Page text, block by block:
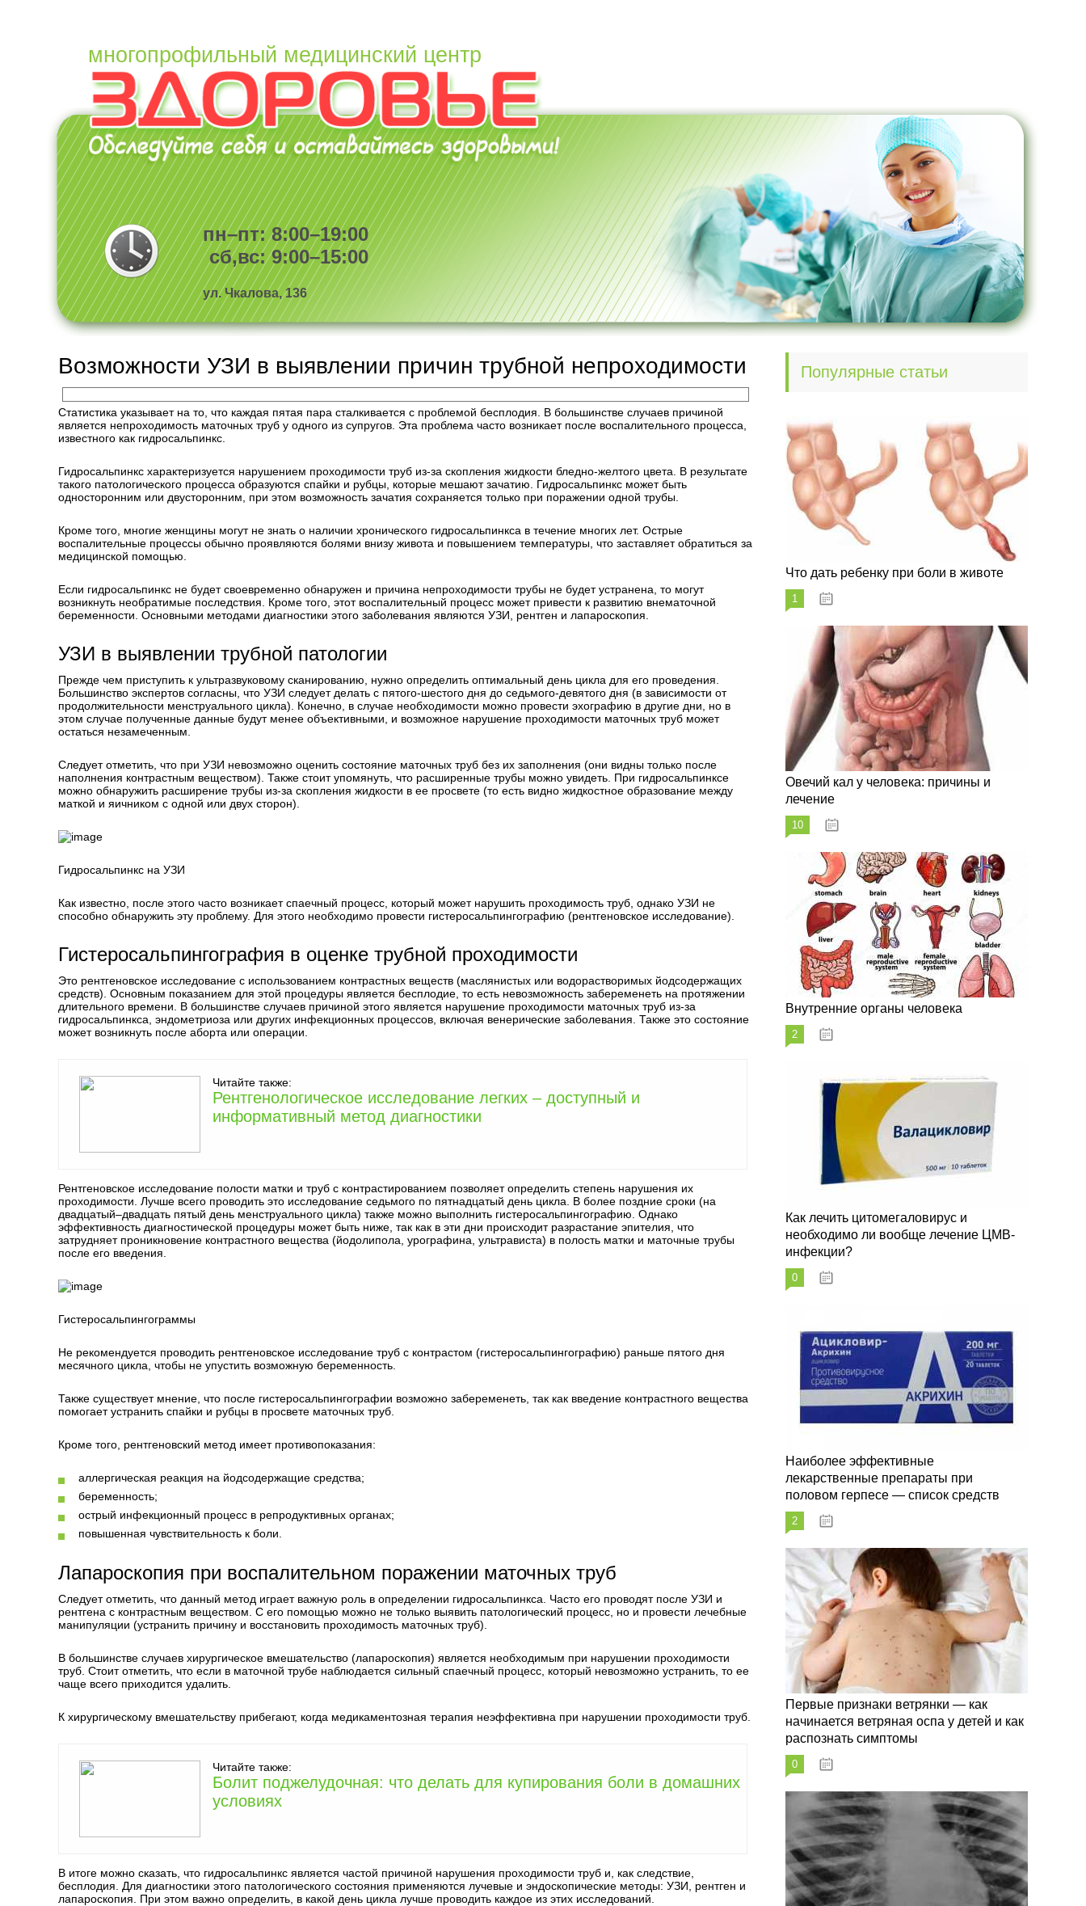
многопрофильный медицинский центр
пн–пт: 8:00–19:00
сб,вс: 9:00–15:00
ул. Чкалова, 136
Возможности УЗИ в выявлении причин трубной непроходимости
Статистика указывает на то, что каждая пятая пара сталкивается с проблемой бесплодия. В большинстве случаев причиной
является непроходимость маточных труб у одного из супругов. Эта проблема часто возникает после воспалительного процесса,
известного как гидросальпинкс.
Гидросальпинкс характеризуется нарушением проходимости труб из-за скопления жидкости бледно-желтого цвета. В результате
такого патологического процесса образуются спайки и рубцы, которые мешают зачатию. Гидросальпинкс может быть
односторонним или двусторонним, при этом возможность зачатия сохраняется только при поражении одной трубы.
Кроме того, многие женщины могут не знать о наличии хронического гидросальпинкса в течение многих лет. Острые
воспалительные процессы обычно проявляются болями внизу живота и повышением температуры, что заставляет обратиться за
медицинской помощью.
Если гидросальпинкс не будет своевременно обнаружен и причина непроходимости трубы не будет устранена, то могут
возникнуть необратимые последствия. Кроме того, этот воспалительный процесс может привести к развитию внематочной
беременности. Основными методами диагностики этого заболевания являются УЗИ, рентген и лапароскопия.
УЗИ в выявлении трубной патологии
Прежде чем приступить к ультразвуковому сканированию, нужно определить оптимальный день цикла для его проведения.
Большинство экспертов согласны, что УЗИ следует делать с пятого-шестого дня до седьмого-девятого дня (в зависимости от
продолжительности менструального цикла). Конечно, в случае необходимости можно провести эхографию в другие дни, но в
этом случае полученные данные будут менее объективными, и возможное нарушение проходимости маточных труб может
остаться незамеченным.
Следует отметить, что при УЗИ невозможно оценить состояние маточных труб без их заполнения (они видны только после
наполнения контрастным веществом). Также стоит упомянуть, что расширенные трубы можно увидеть. При гидросальпинксе
можно обнаружить расширение трубы из-за скопления жидкости в ее просвете (то есть видно жидкостное образование между
маткой и яичником с одной или двух сторон).
Гидросальпинкс на УЗИ
Как известно, после этого часто возникает спаечный процесс, который может нарушить проходимость труб, однако УЗИ не
способно обнаружить эту проблему. Для этого необходимо провести гистеросальпингографию (рентгеновское исследование).
Гистеросальпингография в оценке трубной проходимости
Это рентгеновское исследование с использованием контрастных веществ (маслянистых или водорастворимых йодсодержащих
средств). Основным показанием для этой процедуры является бесплодие, то есть невозможность забеременеть на протяжении
длительного времени. В большинстве случаев причиной этого является нарушение проходимости маточных труб из-за
гидросальпинкса, эндометриоза или других инфекционных процессов, включая венерические заболевания. Также это состояние
может возникнуть после аборта или операции.
Читайте также:
Рентгенологическое исследование легких – доступный и
информативный метод диагностики
Рентгеновское исследование полости матки и труб с контрастированием позволяет определить степень нарушения их
проходимости. Лучше всего проводить это исследование седьмого по пятнадцатый день цикла. В более поздние сроки (на
двадцатый–двадцать пятый день менструального цикла) также можно выполнить гистеросальпингографию. Однако
эффективность диагностической процедуры может быть ниже, так как в эти дни происходит разрастание эпителия, что
затрудняет проникновение контрастного вещества (йодолипола, урографина, ультрависта) в полость матки и маточные трубы
после его введения.
Гистеросальпингограммы
Не рекомендуется проводить рентгеновское исследование труб с контрастом (гистеросальпингографию) раньше пятого дня
месячного цикла, чтобы не упустить возможную беременность.
Также существует мнение, что после гистеросальпингографии возможно забеременеть, так как введение контрастного вещества
помогает устранить спайки и рубцы в просвете маточных труб.
Кроме того, рентгеновский метод имеет противопоказания:
аллергическая реакция на йодсодержащие средства;
беременность;
острый инфекционный процесс в репродуктивных органах;
повышенная чувствительность к боли.
Лапароскопия при воспалительном поражении маточных труб
Следует отметить, что данный метод играет важную роль в определении гидросальпинкса. Часто его проводят после УЗИ и
рентгена с контрастным веществом. С его помощью можно не только выявить патологический процесс, но и провести лечебные
манипуляции (устранить причину и восстановить проходимость маточных труб).
В большинстве случаев хирургическое вмешательство (лапароскопия) является необходимым при нарушении проходимости
труб. Стоит отметить, что если в маточной трубе наблюдается сильный спаечный процесс, который невозможно устранить, то ее
чаще всего приходится удалить.
К хирургическому вмешательству прибегают, когда медикаментозная терапия неэффективна при нарушении проходимости труб.
Читайте также:
Болит поджелудочная: что делать для купирования боли в домашних
условиях
В итоге можно сказать, что гидросальпинкс является частой причиной нарушения проходимости труб и, как следствие,
бесплодия. Для диагностики этого патологического состояния применяются лучевые и эндоскопические методы: УЗИ, рентген и
лапароскопия. При этом важно определить, в какой день цикла лучше проводить каждое из этих исследований.
Популярные статьи
Что дать ребенку при боли в животе
1
Овечий кал у человека: причины и
лечение
10
Внутренние органы человека
2
Как лечить цитомегаловирус и
необходимо ли вообще лечение ЦМВ-
инфекции?
0
Наиболее эффективные
лекарственные препараты при
половом герпесе — список средств
2
Первые признаки ветрянки — как
начинается ветряная оспа у детей и как
распознать симптомы
0